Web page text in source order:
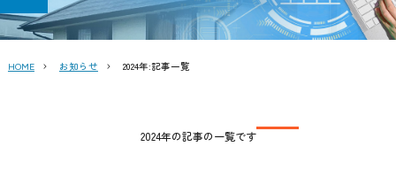
HOME お知らせ 2024年:記事一覧
2024年の記事の一覧です